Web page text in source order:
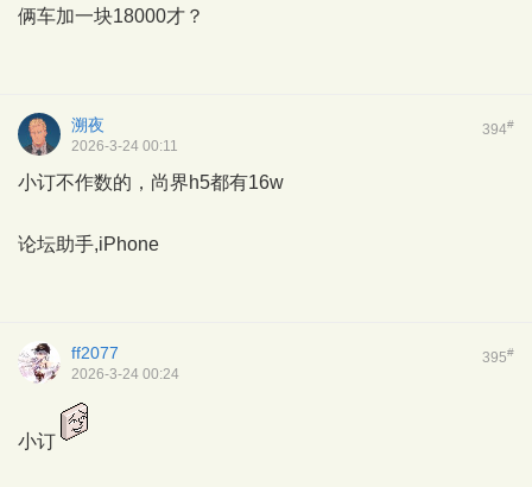
俩车加一块18000才？
394#
溯夜
2026-3-24 00:11
小订不作数的，尚界h5都有16w
论坛助手,iPhone
395#
ff2077
2026-3-24 00:24
小订